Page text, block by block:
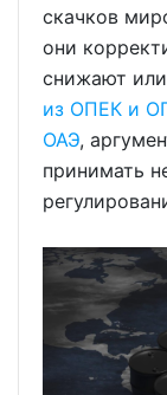
скачков
они
снижают
из ОПЕК и
ОАЭ,
принимать